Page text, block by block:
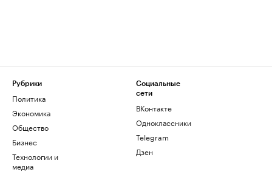
Рубрики
Политика
Экономика
Общество
Бизнес
Технологии и
медиа
Социальные
сети
ВКонтакте
Одноклассники
Telegram
Дзен